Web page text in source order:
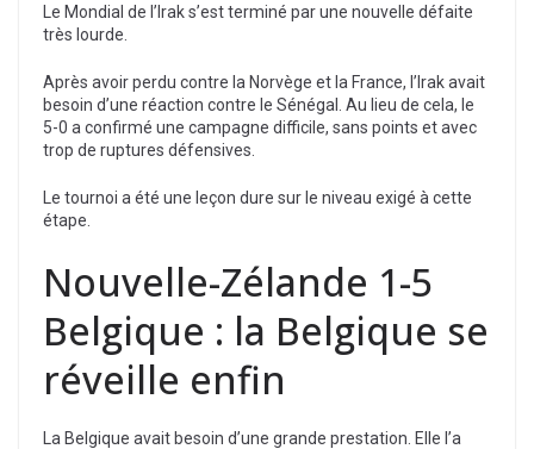
Le Mondial de l’Irak s’est terminé par une nouvelle défaite
très lourde.
Après avoir perdu contre la Norvège et la France, l’Irak avait
besoin d’une réaction contre le Sénégal. Au lieu de cela, le
5-0 a confirmé une campagne difficile, sans points et avec
trop de ruptures défensives.
Le tournoi a été une leçon dure sur le niveau exigé à cette
étape.
Nouvelle-Zélande 1-5
Belgique : la Belgique se
réveille enfin
La Belgique avait besoin d’une grande prestation. Elle l’a